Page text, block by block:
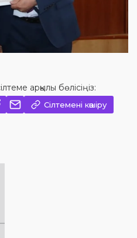
арқылы бөлісіңіз:
Сілтемені көшіру